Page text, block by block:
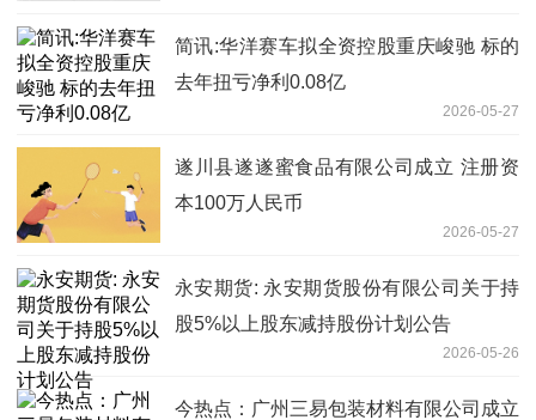
简讯:华洋赛车拟全资控股重庆峻驰 标的
去年扭亏净利0.08亿
2026-05-27
遂川县遂遂蜜食品有限公司成立 注册资
本100万人民币
2026-05-27
永安期货: 永安期货股份有限公司关于持
股5%以上股东减持股份计划公告
2026-05-26
今热点：广州三易包装材料有限公司成立